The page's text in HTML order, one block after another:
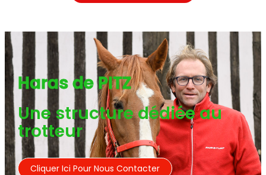
Haras de PITZ
Une structure dédiée au
trotteur
Cliquer Ici Pour Nous Contacter